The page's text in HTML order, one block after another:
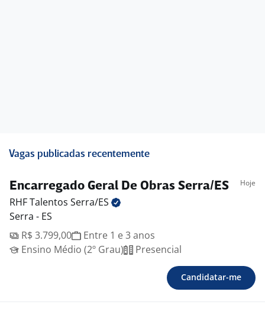
Vagas publicadas recentemente
Encarregado Geral De Obras Serra/ES Hoje
RHF Talentos Serra/ES
Serra - ES
R$ 3.799,00
Entre 1 e 3 anos
Ensino Médio (2º Grau)
Presencial
Candidatar-me